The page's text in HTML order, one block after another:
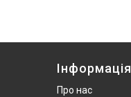
Інформація
Про нас